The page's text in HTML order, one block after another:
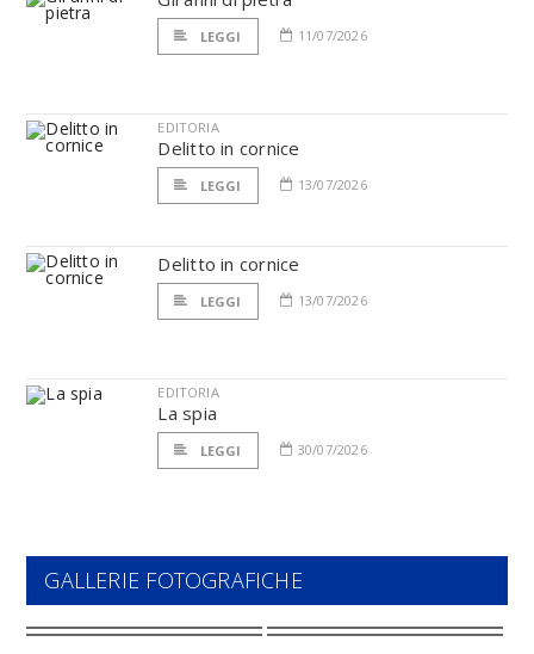
LEGGI 11/07/2026
EDITORIA
Delitto in cornice
LEGGI 13/07/2026
Delitto in cornice
LEGGI 13/07/2026
EDITORIA
La spia
LEGGI 30/07/2026
GALLERIE FOTOGRAFICHE